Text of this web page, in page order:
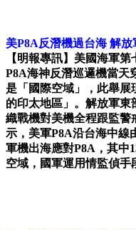
美P8A反潛機過台海 解
【明報專訊】美國海軍
P8A海神反潛巡邏機當天
是「國際空域」，此舉展
的印太地區」。解放軍東
織戰機對美機全程跟監警
示，美軍P8A沿台海中線
軍機出海應對P8A，其中
空域，國軍運用情監偵手